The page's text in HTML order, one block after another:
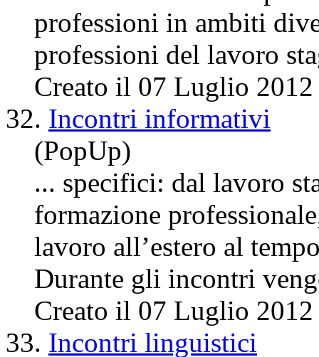
professioni in ambiti
professioni del lavoro
Creato il 07 Luglio 2012
32. Incontri informativi
(PopUp)
... specifici: dal lavoro
formazione
lavoro all’estero al
Durante gli incontri
Creato il 07 Luglio 2012
33. Incontri linguistici